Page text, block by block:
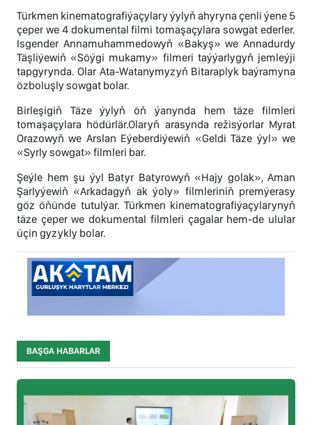
Türkmen kinematografiýaçylary ýylyň ahyryna çenli ýene 5
çeper we 4 dokumental filmi tomaşaçylara sowgat ederler.
Isgender Annamuhammedowyň «Bakyş» we Annadurdy
Täşliýewiň «Söýgi mukamy» filmeri taýýarlygyň jemleýji
tapgyrynda. Olar Ata-Watanymyzyň Bitaraplyk baýramyna
özboluşly sowgat bolar.
Birleşigiň Täze ýylyň öň ýanynda hem täze filmleri
tomaşaçylara hödürlär.Olaryň arasynda režisýorlar Myrat
Orazowyň we Arslan Eýeberdiýewiň «Geldi Täze ýyl» we
«Syrly sowgat» filmleri bar.
Şeýle hem şu ýyl Batyr Batyrowyň «Hajy golak», Aman
Şarlyýewiň «Arkadagyň ak ýoly» filmleriniň premýerasy
göz öňünde tutulýar. Türkmen kinematografiýaçylarynyň
täze çeper we dokumental filmleri çagalar hem-de ulular
üçin gyzykly bolar.
BAŞGA HABARLAR